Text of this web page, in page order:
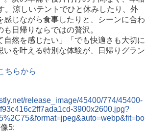
。涼しいテントでひと休みしたり、外
感じながら食事したりと、シーンに合わ
日帰りならではの贅沢。
自然を感じたい」「でも快適さも大切に
を叶える特別な体験が、日帰りグラン
ちらから
release_image/45400/774/45400-
3900x2600.jpg?
5: